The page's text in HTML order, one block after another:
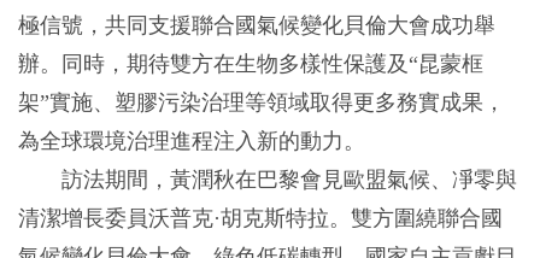
極信號，共同支援聯合國氣候變化貝倫大會成功舉
辦。同時，期待雙方在生物多樣性保護及“昆蒙框
架”實施、塑膠污染治理等領域取得更多務實成果，
為全球環境治理進程注入新的動力。
訪法期間，黃潤秋在巴黎會見歐盟氣候、凈零與
清潔增長委員沃普克·胡克斯特拉。雙方圍繞聯合國